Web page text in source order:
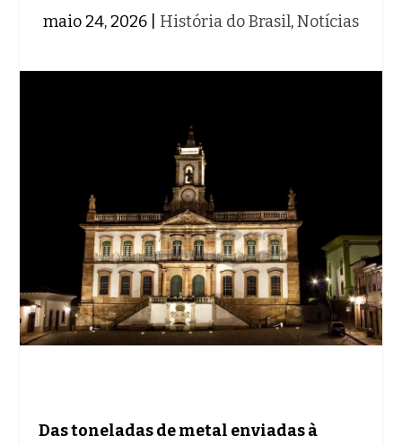
maio 24, 2026 História do Brasil,Notícias
Das toneladas de metal enviadas à